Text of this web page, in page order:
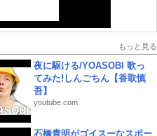
もっと見る
夜に駆ける/YOASOBI 歌っ
てみた!しんごちん【香取慎
吾】
youtube.com
石橋貴明がゴイスーなスポー